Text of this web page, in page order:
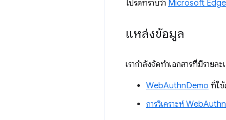
โปรดทราบว่า Microsoft
แหล่งข้อมูล
เรากำลังจัดทำเอกสารที่มีรายล
WebAuthnDemo ที่ใช้
การวิเคราะห์ WebAuthn